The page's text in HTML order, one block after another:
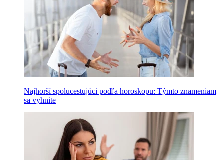
Najhorší spolucestujúci podľa horoskopu: Týmto znameniam
sa vyhnite